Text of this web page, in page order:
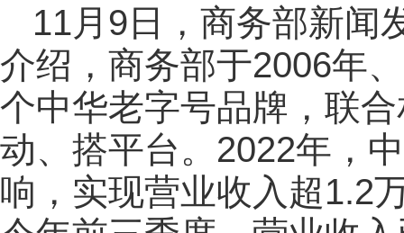
11月9日，商务部新闻
介绍，商务部于2006年
个中华老字号品牌，联
动、搭平台。2022年，
响，实现营业收入超1.2